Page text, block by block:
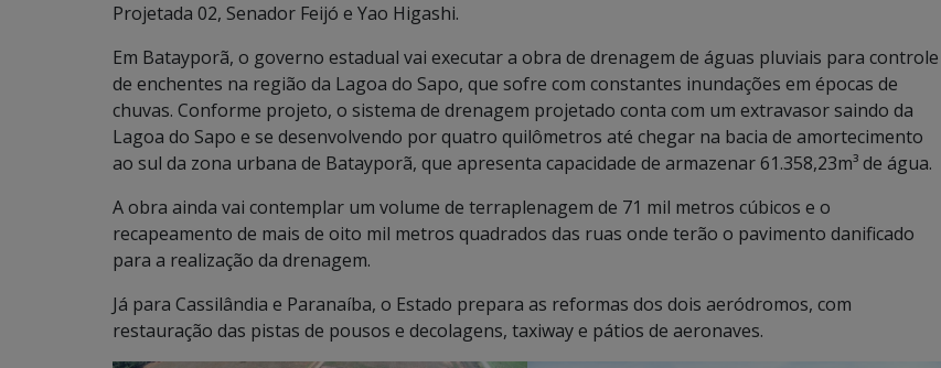
Projetada 02, Senador Feijó e Yao Higashi.
Em Batayporã, o governo estadual vai executar a obra de drenagem de águas pluviais para controle
de enchentes na região da Lagoa do Sapo, que sofre com constantes inundações em épocas de
chuvas. Conforme projeto, o sistema de drenagem projetado conta com um extravasor saindo da
Lagoa do Sapo e se desenvolvendo por quatro quilômetros até chegar na bacia de amortecimento
ao sul da zona urbana de Batayporã, que apresenta capacidade de armazenar 61.358,23m³ de água.
A obra ainda vai contemplar um volume de terraplenagem de 71 mil metros cúbicos e o
recapeamento de mais de oito mil metros quadrados das ruas onde terão o pavimento danificado
para a realização da drenagem.
Já para Cassilândia e Paranaíba, o Estado prepara as reformas dos dois aeródromos, com
restauração das pistas de pousos e decolagens, taxiway e pátios de aeronaves.